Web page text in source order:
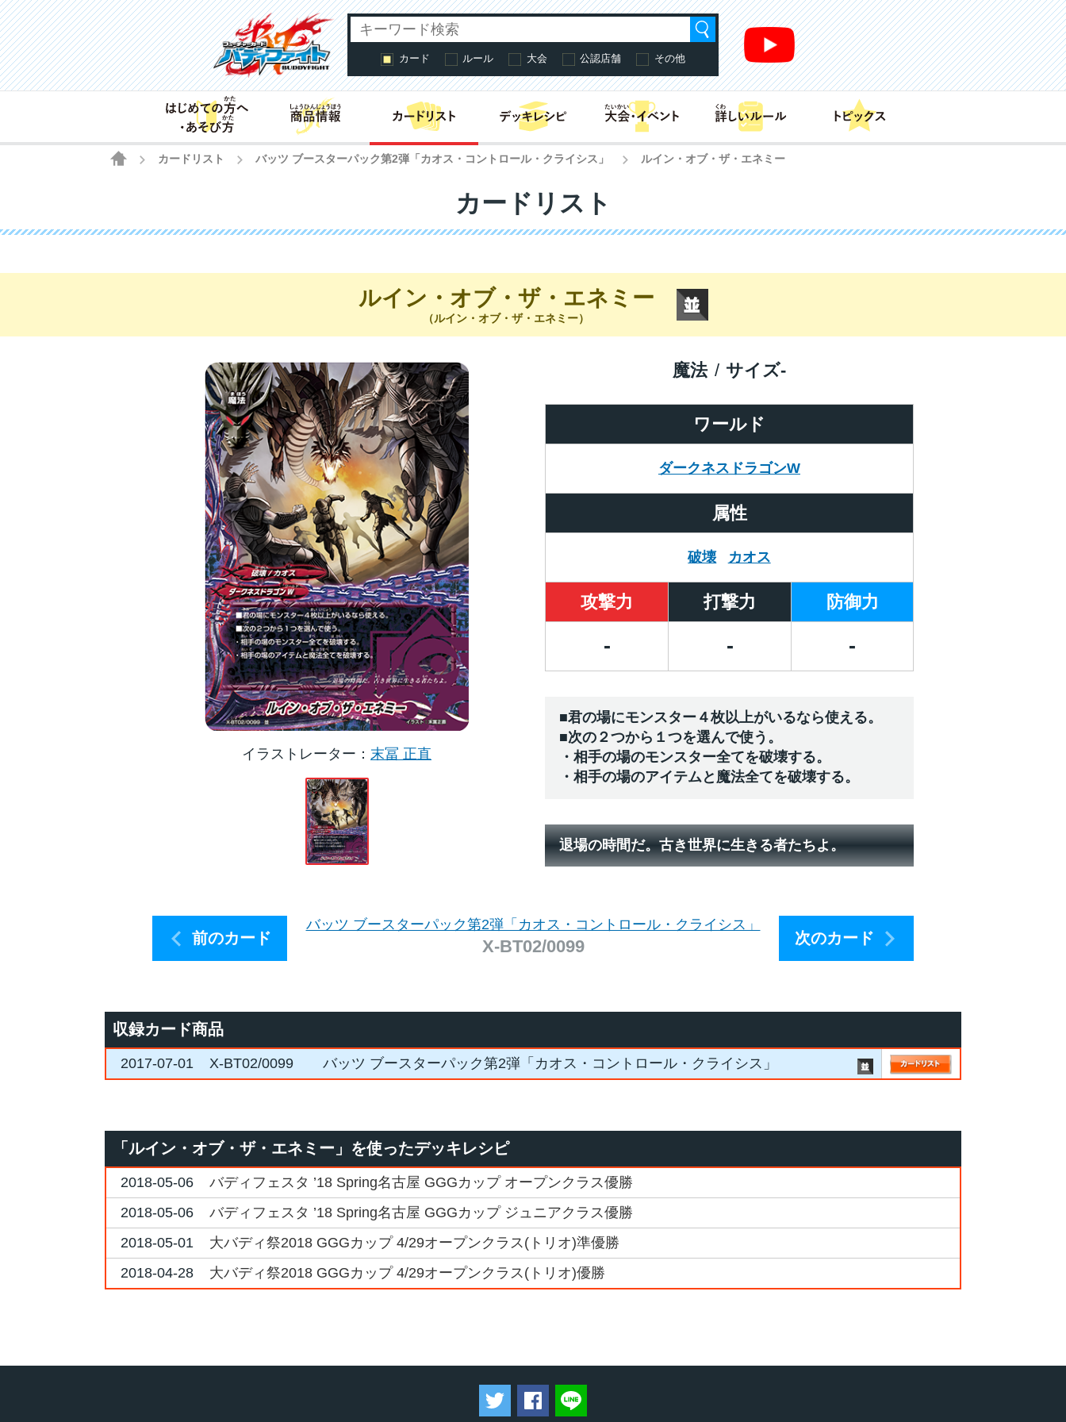
カード ルール 大会 公認店舗 その他
はじめての方へ・あそび方商品情報 カードリスト
HOME
カードリスト バッツ ブースターパック第2弾「カオス・コントロール・クライシス」 ルイン・オブ・ザ・エネミー
カードリスト
ルイン・オブ・ザ・エネミー
（ルイン・オブ・ザ・エネミー）
イラストレーター 末冨 正直
ワールド
ダークネスドラゴンW
魔法 サイズ-
属性
破壊 カオス
攻撃力 打撃力 防御力
- - -
■君の場にモンスター４枚以上がいるなら使える。
■次の２つから１つを選んで使う。
・相手の場のモンスター全てを破壊する。
・相手の場のアイテムと魔法全てを破壊する。
退場の時間だ。古き世界に生きる者たちよ。
前のカード
バッツ ブースターパック第2弾「カオス・コントロール・クライシス」
X-BT02/0099 次のカード
収録カード商品
2017-07-01 X-BT02/0099 バッツ ブースターパック第2弾「カオス・コントロール・クライシス」
「ルイン・オブ・ザ・エネミー」を使ったデッキレシピ
2018-05-06
バディフェスタ ’18 Spring名古屋 GGGカップ オープンクラス優勝
2018-05-06
バディフェスタ ’18 Spring名古屋 GGGカップ ジュニアクラス優勝
2018-05-01
大バディ祭2018 GGGカップ 4/29オープンクラス(トリオ)準優勝
2018-04-28
大バディ祭2018 GGGカップ 4/29オープンクラス(トリオ)優勝
ツイートするFacebookでシェアする